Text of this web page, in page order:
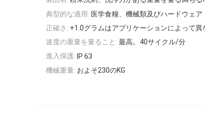
典型的な適用: 医学食糧、機械類及びハードウェア
正確さ: +1.0グラムはアプリケーションによって異
速度の重量を量ること: 最高。40サイクル/分
進入保護: IP 63
機械重量: およそ230のKG